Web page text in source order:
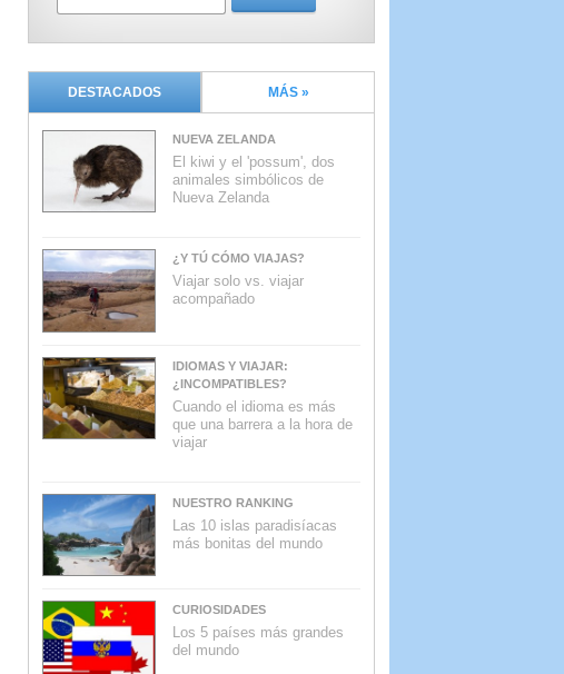
DESTACADOS MÁS »
NUEVA ZELANDA
El kiwi y el 'possum', dos
animales simbólicos de
Nueva Zelanda
¿Y TÚ CÓMO VIAJAS?
Viajar solo vs. viajar
acompañado
IDIOMAS Y VIAJAR:
¿INCOMPATIBLES?
Cuando el idioma es más
que una barrera a la hora de
viajar
NUESTRO RANKING
Las 10 islas paradisíacas
más bonitas del mundo
CURIOSIDADES
Los 5 países más grandes
del mundo